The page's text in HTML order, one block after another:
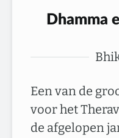
Dhamma
Een van de
voor het
de afgelopen